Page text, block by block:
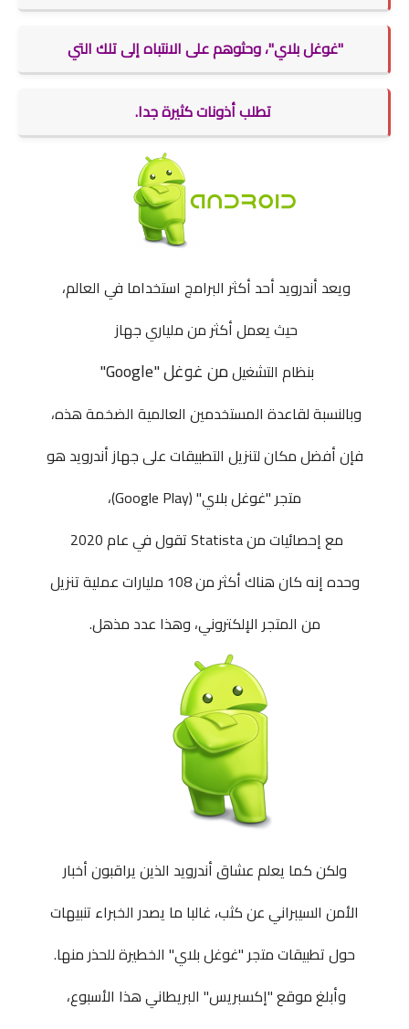
"غوغل بلاي"، وحثوهم على الانتباه إلى تلك التي
تطلب أذونات كثيرة جدا.
ويعد أندرويد أحد أكثر البرامج استخداما في العالم،
حيث يعمل أكثر من ملياري جهاز
بنظام التشغيلمنغوغل"Google"
وبالنسبة لقاعدة المستخدمين العالمية الضخمة هذه،
فإن أفضل مكان لتنزيل التطبيقات على جهاز أندرويد هو
متجر "غوغل بلاي" (Google Play)،
مع إحصائيات من Statista تقول في عام 2020
وحده إنه كان هناك أكثر من 108 مليارات عملية تنزيل
من المتجر الإلكتروني، وهذا عدد مذهل.
ولكن كما يعلم عشاقأندرويد الذين يراقبون أخبار
الأمن السيبراني عن كثب، غالبا ما يصدر الخبراء تنبيهات
حول تطبيقات متجر "غوغل بلاي" الخطيرة للحذر منها.
وأبلغ موقع "إكسبريس" البريطاني هذا الأسبوع،